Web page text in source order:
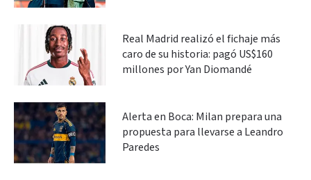
Real Madrid realizó el fichaje más
caro de su historia: pagó US$160
millones por Yan Diomandé
Alerta en Boca: Milan prepara una
propuesta para llevarse a Leandro
Paredes